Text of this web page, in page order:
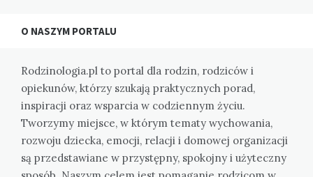
O NASZYM PORTALU
Rodzinologia.pl to portal dla rodzin, rodziców i
opiekunów, którzy szukają praktycznych porad,
inspiracji oraz wsparcia w codziennym życiu.
Tworzymy miejsce, w którym tematy wychowania,
rozwoju dziecka, emocji, relacji i domowej organizacji
są przedstawiane w przystępny, spokojny i użyteczny